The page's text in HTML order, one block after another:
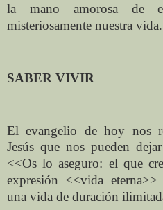
la mano amorosa de
misteriosamente nuestra vida.
SABER VIVIR
El evangelio de hoy nos
Jesús que nos pueden
<<Os loaseguro: el que
expresión <<vida
una vida de duración